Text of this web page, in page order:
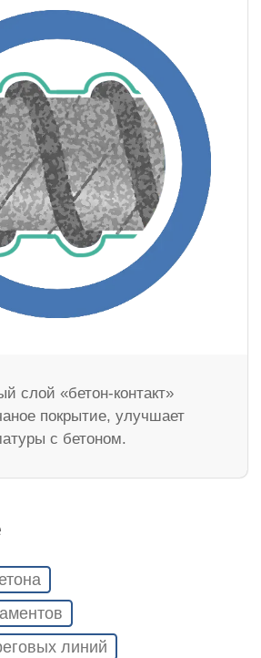
слой «бетон-контакт»
покрытие, улучшает
с бетоном.
линий